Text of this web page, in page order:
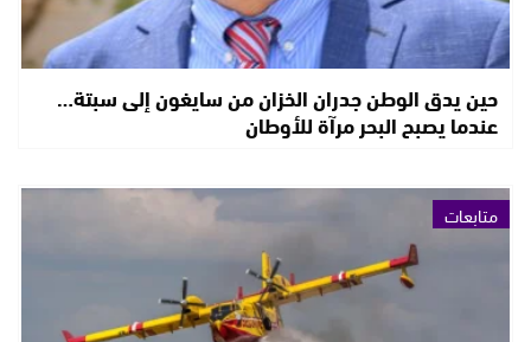
حين يدق الوطن جدران الخزان من سايغون إلى سبتة…
عندما يصبح البحر مرآة للأوطان
متابعات